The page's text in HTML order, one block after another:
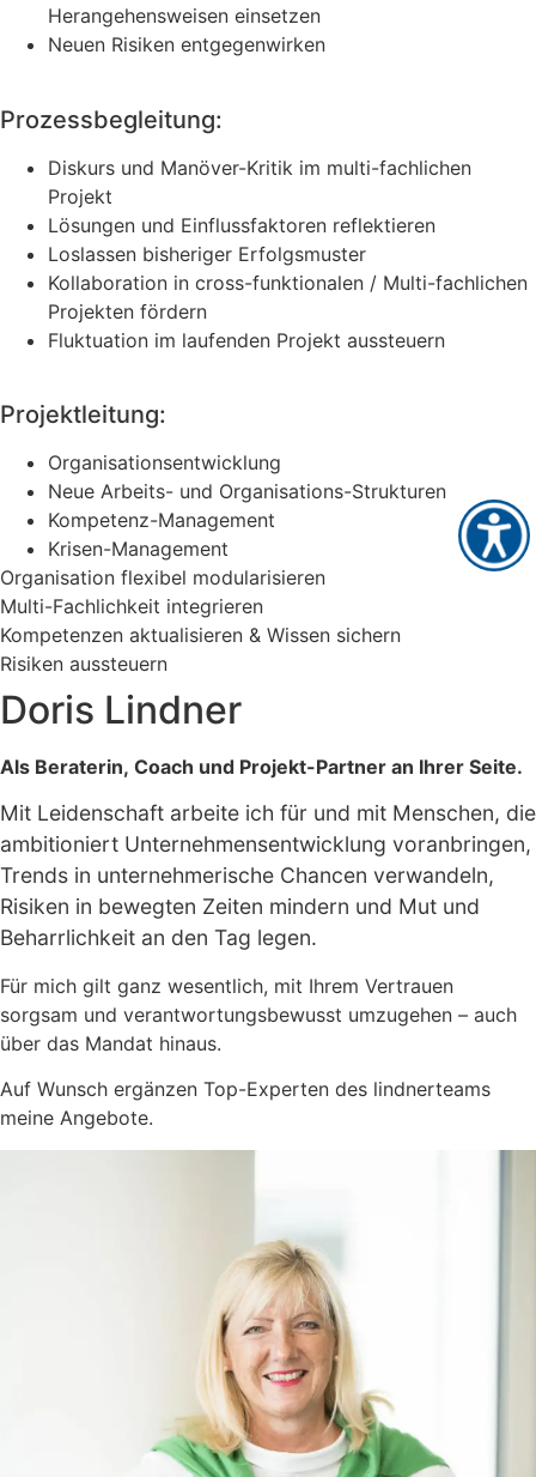
Herangehensweisen einsetzen
Neuen Risiken entgegenwirken
Prozessbegleitung:
Diskurs und Manöver-Kritik im multi-fachlichen
Projekt
Lösungen und Einflussfaktoren reflektieren
Loslassen bisheriger Erfolgsmuster
Kollaboration in cross-funktionalen / Multi-fachlichen
Projekten fördern
Fluktuation im laufenden Projekt aussteuern
Projektleitung:
Organisationsentwicklung
Neue Arbeits- und Organisations-Strukturen
Kompetenz-Management
Krisen-Management
Organisation flexibel modularisieren
Multi-Fachlichkeit integrieren
Kompetenzen aktualisieren & Wissen sichern
Risiken aussteuern
Doris Lindner
Als Beraterin, Coach und Projekt-Partner an Ihrer Seite.
Mit Leidenschaft arbeite ich für und mit Menschen, die
ambitioniert Unternehmensentwicklung voranbringen,
Trends in unternehmerische Chancen verwandeln,
Risiken in bewegten Zeiten mindern und Mut und
Beharrlichkeit an den Tag legen.
Für mich gilt ganz wesentlich, mit Ihrem Vertrauen
sorgsam und verantwortungsbewusst umzugehen – auch
über das Mandat hinaus.
Auf Wunsch ergänzen Top-Experten des lindnerteams
meine Angebote.